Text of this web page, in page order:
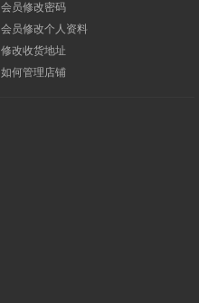
会员修改密码
会员修改个人资料
修改收货地址
如何管理店铺